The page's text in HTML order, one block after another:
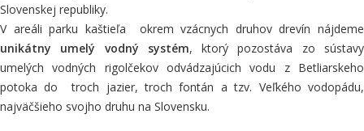
Slovenskej republiky.
V areáli parku kaštieľa okrem vzácnych druhov drevín nájdeme
unikátny umelý vodný systém, ktorý pozostáva zo sústavy
umelých vodných rigolčekov odvádzajúcich vodu z Betliarskeho
potoka do troch jazier, troch fontán a tzv. Veľkého vodopádu,
najväčšieho svojho druhu na Slovensku.